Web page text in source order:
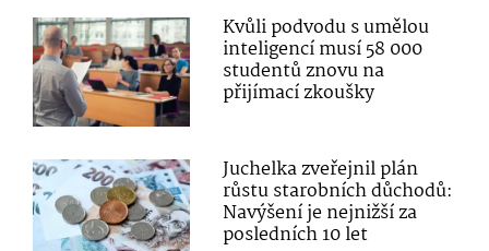
Kvůli podvodu s umělou
inteligencí musí 58 000
studentů znovu na
přijímací zkoušky
Juchelka zveřejnil plán
růstu starobních důchodů:
Navýšení je nejnižší za
posledních 10 let